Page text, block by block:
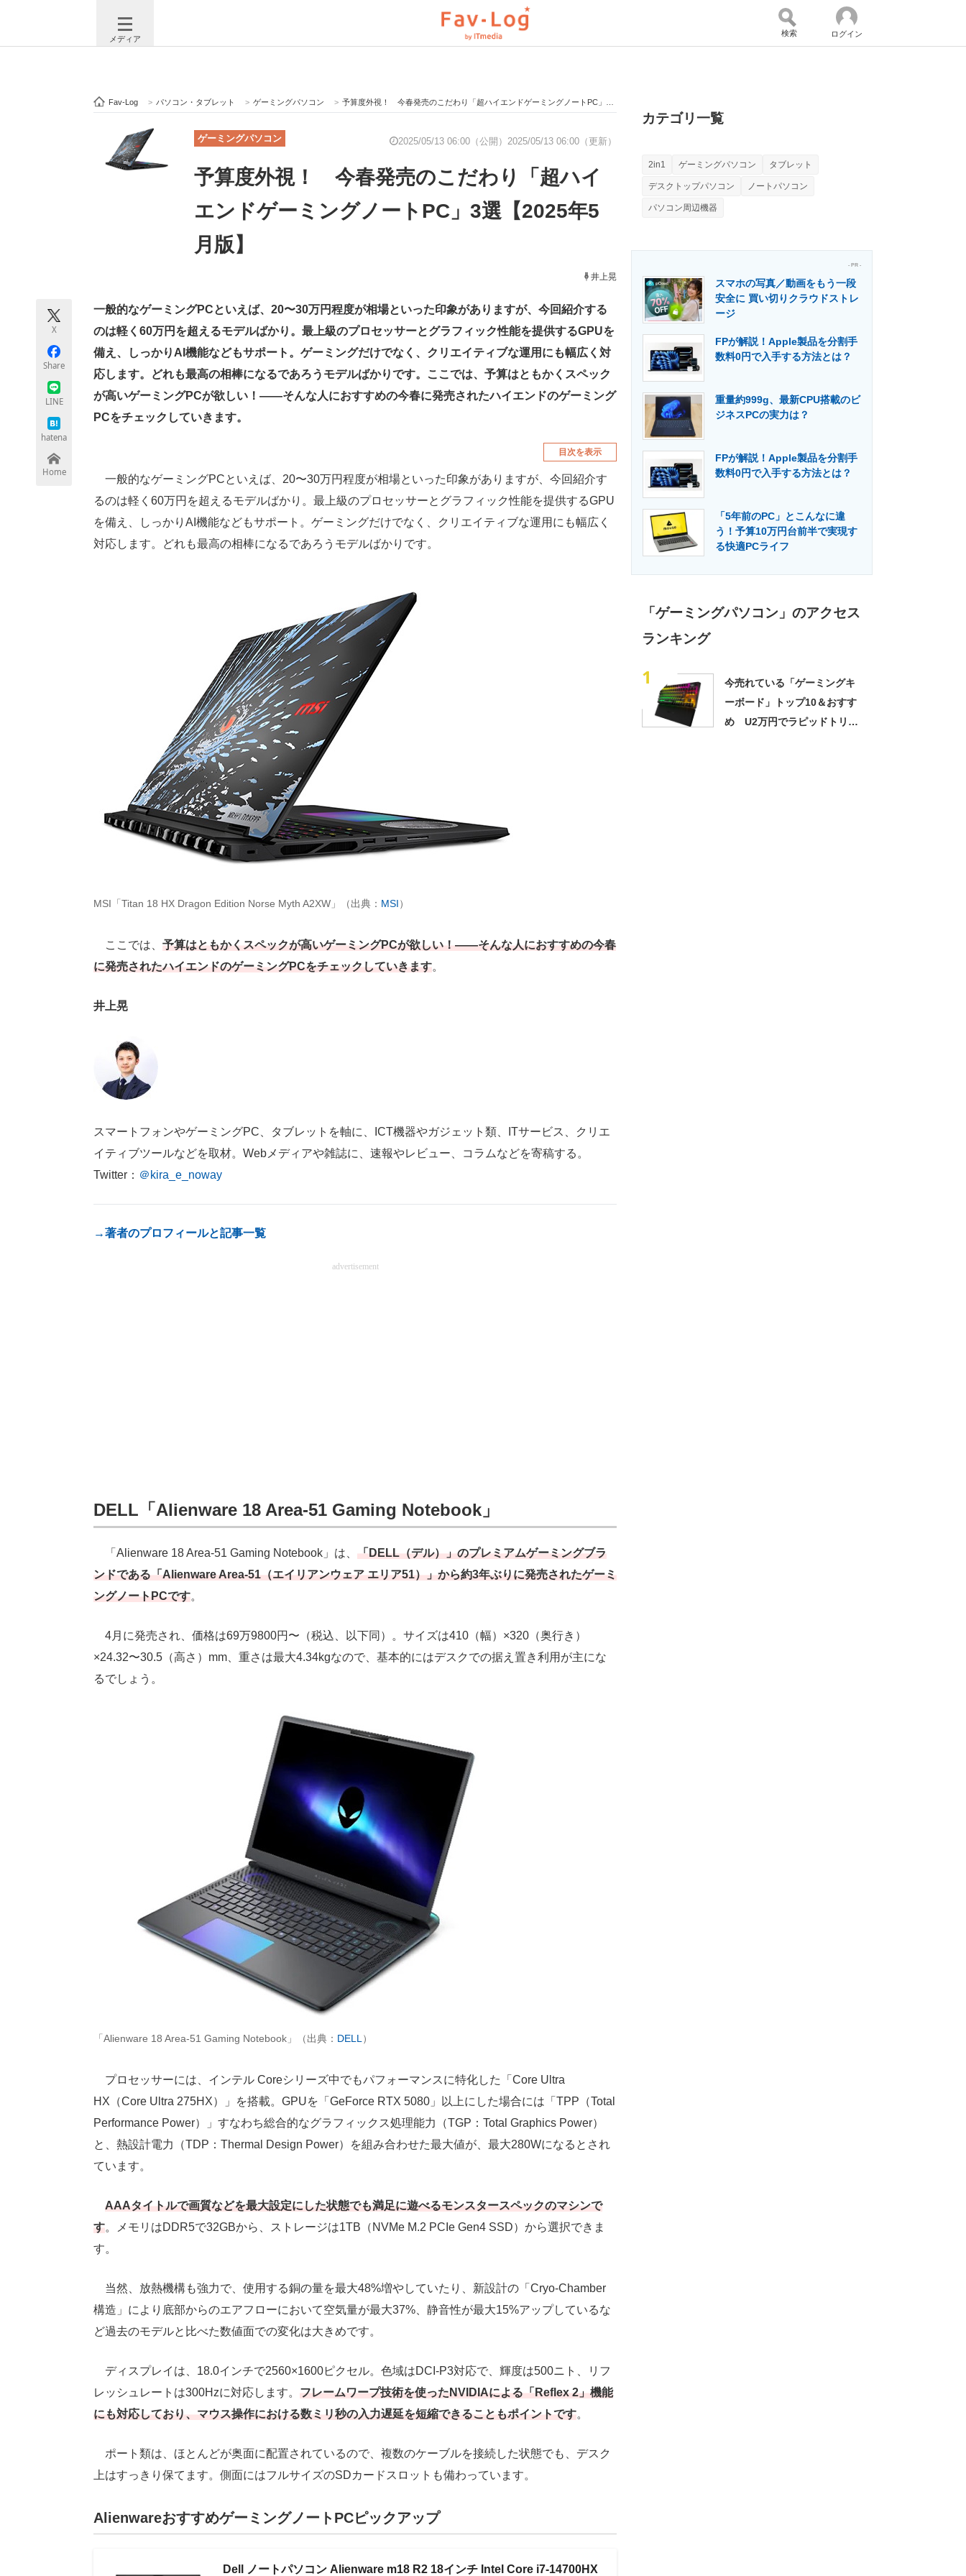
メディア
注目記事を集めた総合ページ ITの今と未来を見通す スマホと通信の最新トレンド 進化するPCとデバイスの未来
ビジネスと働き方のヒント AI活用のいまが分かる 企業ITのトレンドを詳説 経営リーダーのコミュニティ
ITエンジニア向け専門サイト
モノづくり技術者専門サイト エレクトロニクス専門サイト 電子設計の基本と応用 エネルギーの専門メディア
ちょっと気になるネットの話題
検索 ログイン
Fav-Log > パソコン・タブレット > ゲーミングパソコン > 予算度外視！ 今春発売のこだわり「超ハイエンドゲーミングノートPC」3選【2025年5月版】
ゲーミングパソコン 2025/05/13 06:00（公開） 2025/05/13 06:00（更新）
予算度外視！ 今春発売のこだわり「超ハイ
エンドゲーミングノートPC」3選【2025年5
月版】
井上晃
X
Share
LINE
hatena
Home
一般的なゲーミングPCといえば、20〜30万円程度が相場といった印象がありますが、今回紹介する
のは軽く60万円を超えるモデルばかり。最上級のプロセッサーとグラフィック性能を提供するGPUを
備え、しっかりAI機能などもサポート。ゲーミングだけでなく、クリエイティブな運用にも幅広く対
応します。どれも最高の相棒になるであろうモデルばかりです。ここでは、予算はともかくスペック
が高いゲーミングPCが欲しい！――そんな人におすすめの今春に発売されたハイエンドのゲーミング
PCをチェックしていきます。
目次を表示
一般的なゲーミングPCといえば、20〜30万円程度が相場といった印象がありますが、今回紹介す
るのは軽く60万円を超えるモデルばかり。最上級のプロセッサーとグラフィック性能を提供するGPU
を備え、しっかりAI機能などもサポート。ゲーミングだけでなく、クリエイティブな運用にも幅広く
対応します。どれも最高の相棒になるであろうモデルばかりです。
MSI「Titan 18 HX Dragon Edition Norse Myth A2XW」（出典： MSI）
ここでは、 予算はともかくスペックが高いゲーミングPCが欲しい！――そんな人におすすめの今春
に発売されたハイエンドのゲーミングPCをチェックしていきます。
井上晃
スマートフォンやゲーミングPC、タブレットを軸に、ICT機器やガジェット類、ITサービス、クリエ
イティブツールなどを取材。Webメディアや雑誌に、速報やレビュー、コラムなどを寄稿する。
Twitter： ＠kira_e_noway
→著者のプロフィールと記事一覧
advertisement
DELL「Alienware 18 Area-51 Gaming Notebook」
「Alienware 18 Area-51 Gaming Notebook」は、 「DELL（デル）」のプレミアムゲーミングブラ
ンドである「Alienware Area-51（エイリアンウェア エリア51）」から約3年ぶりに発売されたゲーミ
ングノートPCです。
4月に発売され、価格は69万9800円〜（税込、以下同）。サイズは410（幅）×320（奥行き）
×24.32〜30.5（高さ）mm、重さは最大4.34kgなので、基本的にはデスクでの据え置き利用が主にな
るでしょう。
「Alienware 18 Area-51 Gaming Notebook」（出典： DELL ）
プロセッサーには、インテル Coreシリーズ中でもパフォーマンスに特化した「Core Ultra
HX（Core Ultra 275HX）」を搭載。GPUを「GeForce RTX 5080」以上にした場合には「TPP（Total
Performance Power）」すなわち総合的なグラフィックス処理能力（TGP：Total Graphics Power）
と、熱設計電力（TDP：Thermal Design Power）を組み合わせた最大値が、最大280Wになるとされ
ています。
AAAタイトルで画質などを最大設定にした状態でも満足に遊べるモンスタースペックのマシンで
す。メモリはDDR5で32GBから、ストレージは1TB（NVMe M.2 PCIe Gen4 SSD）から選択できま
す。
当然、放熱機構も強力で、使用する銅の量を最大48%増やしていたり、新設計の「Cryo-Chamber
構造」により底部からのエアフローにおいて空気量が最大37%、静音性が最大15%アップしているな
ど過去のモデルと比べた数値面での変化は大きめです。
ディスプレイは、18.0インチで2560×1600ピクセル。色域はDCI-P3対応で、輝度は500ニト、リフ
レッシュレートは300Hzに対応します。 フレームワープ技術を使ったNVIDIAによる「Reflex 2」機能
にも対応しており、マウス操作における数ミリ秒の入力遅延を短縮できることもポイントです。
ポート類は、ほとんどが奥面に配置されているので、複数のケーブルを接続した状態でも、デスク
上はすっきり保てます。側面にはフルサイズのSDカードスロットも備わっています。
AlienwareおすすめゲーミングノートPCピックアップ
Dell ノートパソコン Alienware m18 R2 18インチ Intel Core i7-14700HX
カテゴリ一覧
2in1 ゲーミングパソコン タブレット
デスクトップパソコン ノートパソコン
パソコン周辺機器
- PR -
スマホの写真／動画をもう一段
安全に 買い切りクラウドストレ
ージ
FPが解説！Apple製品を分割手
数料0円で入手する方法とは？
重量約999g、最新CPU搭載のビ
ジネスPCの実力は？
FPが解説！Apple製品を分割手
数料0円で入手する方法とは？
「5年前のPC」とこんなに違
う！予算10万円台前半で実現す
る快適PCライフ
「ゲーミングパソコン」のアクセス
ランキング
1
今売れている「ゲーミングキ
ーボード」トップ10＆おすす
め U2万円でラピッドトリガ